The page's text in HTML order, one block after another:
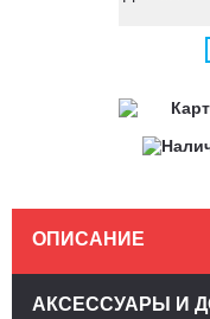
ОПИСАНИЕ
АКСЕССУАРЫ И